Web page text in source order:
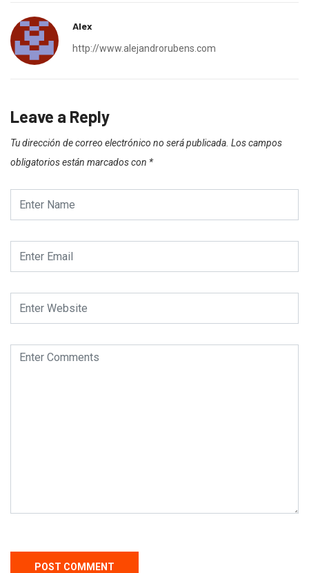
Alex
http://www.alejandrorubens.com
Leave a Reply
Tu dirección de correo electrónico no será publicada. Los campos
obligatorios están marcados con *